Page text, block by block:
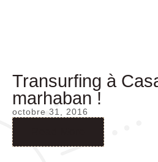
Transurfing à
marhaban !
octobre 31, 2016